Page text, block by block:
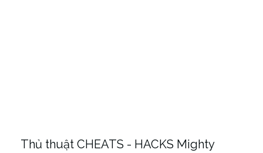
Thủ thuật CHEATS - HACKS Mighty